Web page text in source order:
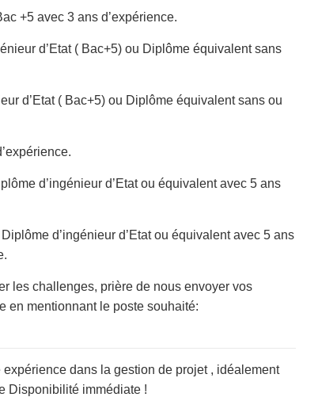
+5 avec 3 ans d’expérience.
d’Etat ( Bac+5) ou Diplôme équivalent sans
d’Etat ( Bac+5) ou Diplôme équivalent sans ou
d’ingénieur d’Etat ou équivalent avec 5 ans
d’ingénieur d’Etat ou équivalent avec 5 ans
les challenges, prière de nous envoyer vos
en mentionnant le poste souhaité:
dans la gestion de projet , idéalement
Disponibilité immédiate !